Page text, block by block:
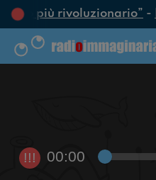
più rivoluzionario”-
!!! 00:00